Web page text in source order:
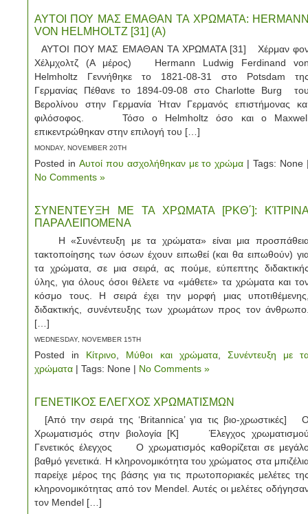
ΑΥΤΟΙ ΠΟΥ ΜΑΣ ΕΜΑΘΑΝ ΤΑ ΧΡΩΜΑΤΑ:
VON HELMHOLTZ [31] (Α)
ΑΥΤΟΙ ΠΟΥ ΜΑΣ ΕΜΑΘΑΝ ΤΑ ΧΡΩΜΑΤΑ [31] Χέρμαν
Χέλμχολτζ (A μέρος) Hermann Ludwig Ferdinand
Helmholtz Γεννήθηκε το 1821-08-31 στο Potsdam
Γερμανίας Πέθανε το 1894-09-08 στο Charlotte Burg
Βερολίνου στην Γερμανία Ήταν Γερμανός επιστήμονας
φιλόσοφος. Τόσο ο Helmholtz όσο και ο
επικεντρώθηκαν στην επιλογή του […]
MONDAY, NOVEMBER 20TH
Posted in Αυτοί που ασχολήθηκαν με το χρώμα | Tags: None
No Comments »
ΣΥΝΕΝΤΕΥΞΗ ΜΕ ΤΑ ΧΡΩΜΑΤΑ [ΡΚΘ΄]:
ΠΑΡΑΛΕΙΠΟΜΕΝΑ
Η «Συνέντευξη με τα χρώματα» είναι μια
τακτοποίησης των όσων έχουν ειπωθεί (και θα ειπωθούν)
τα χρώματα, σε μια σειρά, ας πούμε, εύπεπτης
ύλης, για όλους όσοι θέλετε να «μάθετε» τα χρώματα και
κόσμο τους. Η σειρά έχει την μορφή μιας
διδακτικής, συνέντευξης των χρωμάτων προς τον
[…]
WEDNESDAY, NOVEMBER 15TH
Posted in Κίτρινο Μύθοι και χρώματα, Συνέντευξη με
χρώματα | Tags: None | No Comments »
ΓΕΝΕΤΙΚΟΣ ΕΛΕΓΧΟΣ ΧΡΩΜΑΤΙΣΜΩΝ
[Από την σειρά της ‘Britannica’ για τις βιο-χρωστικές]
Χρωματισμός στην βιολογία [Κ] Έλεγχος
Γενετικός έλεγχος Ο χρωματισμός καθορίζεται σε
βαθμό γενετικά. Η κληρονομικότητα του χρώματος στα
παρείχε μέρος της βάσης για τις πρωτοποριακές μελέτες
κληρονομικότητας από τον Mendel. Αυτές οι μελέτες
τον Mendel […]